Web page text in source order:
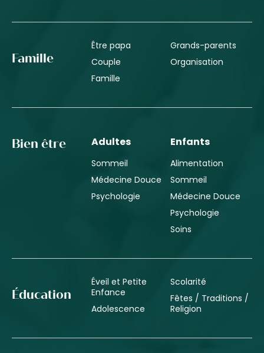
Famille
Être papa
Couple
Famille
Grands-parents
Organisation
Bien être Adultes
Sommeil
Médecine Douce
Psychologie
Enfants
Alimentation
Sommeil
Médecine Douce
Psychologie
Soins
Éducation
Éveil et Petite
Enfance
Adolescence
Scolarité
Fêtes / Traditions /
Religion